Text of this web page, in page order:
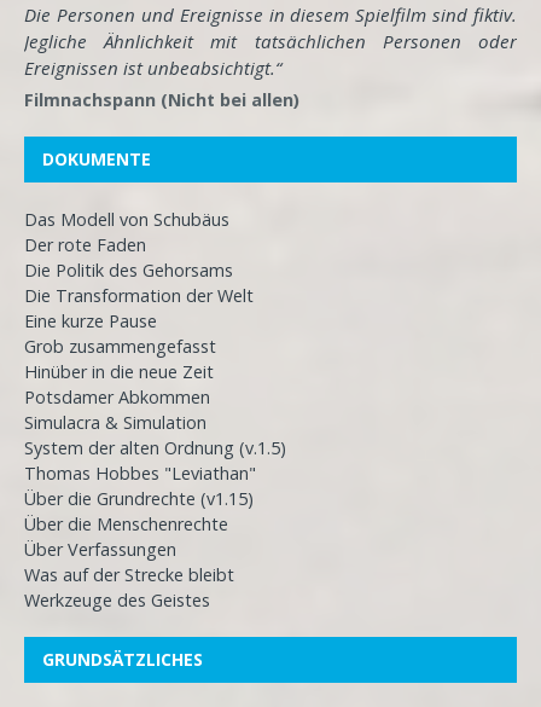
Die Personen und Ereignisse in diesem Spielfilm sind fiktiv.
Jegliche Ähnlichkeit mit tatsächlichen Personen oder
Ereignissen ist unbeabsichtigt.“
Filmnachspann (Nicht bei allen)
DOKUMENTE
Das Modell von Schubäus
Der rote Faden
Die Politik des Gehorsams
Die Transformation der Welt
Eine kurze Pause
Grob zusammengefasst
Hinüber in die neue Zeit
Potsdamer Abkommen
Simulacra & Simulation
System der alten Ordnung (v.1.5)
Thomas Hobbes "Leviathan"
Über die Grundrechte (v1.15)
Über die Menschenrechte
Über Verfassungen
Was auf der Strecke bleibt
Werkzeuge des Geistes
GRUNDSÄTZLICHES